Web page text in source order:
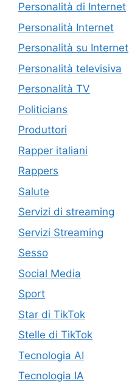
Personalità di Internet
Personalità Internet
Personalità su Internet
Personalità televisiva
Personalità TV
Politicians
Produttori
Rapper italiani
Rappers
Salute
Servizi di streaming
Servizi Streaming
Sesso
Social Media
Sport
Star di TikTok
Stelle di TikTok
Tecnologia AI
Tecnologia IA